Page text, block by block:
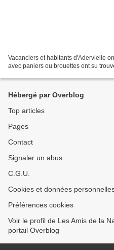
Vacanciers et habitants d'Adervielle
avec paniers ou
Hébergé par Overblog
Top articles
Pages
Contact
Signaler un abus
C.G.U.
Cookies et données
Préférences cookies
Voir le profil de Les Amis de la
portail Overblog